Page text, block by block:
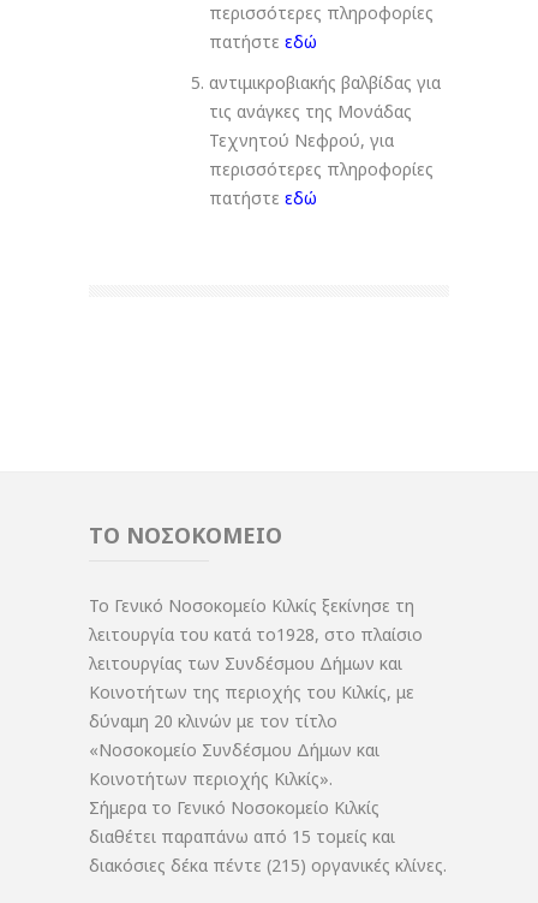
περισσότερες πληροφορίες
πατήστε εδώ
αντιμικροβιακής βαλβίδας για
τις ανάγκες της Μονάδας
Τεχνητού Νεφρού, για
περισσότερες πληροφορίες
πατήστε εδώ
ΤΟ ΝΟΣΟΚΟΜΕΙΟ
Το Γενικό Νοσοκομείο Κιλκίς ξεκίνησε τη
λειτουργία του κατά το1928, στο πλαίσιο
λειτουργίας των Συνδέσμου Δήμων και
Κοινοτήτων της περιοχής του Κιλκίς, με
δύναμη 20 κλινών με τον τίτλο
«Νοσοκομείο Συνδέσμου Δήμων και
Κοινοτήτων περιοχής Κιλκίς».
Σήμερα το Γενικό Νοσοκομείο Κιλκίς
διαθέτει παραπάνω από 15 τομείς και
διακόσιες δέκα πέντε (215) οργανικές κλίνες.